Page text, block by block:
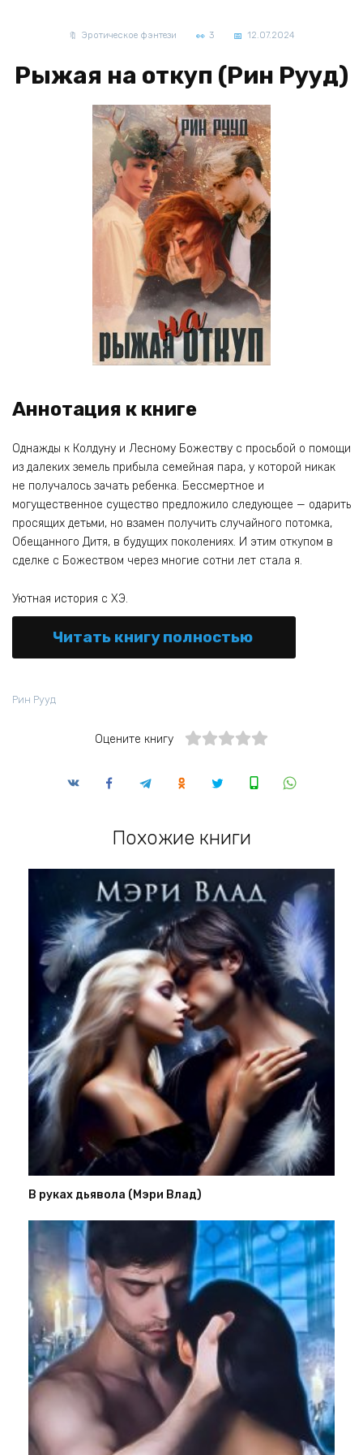
Эротическое фэнтези 3 12.07.2024
Рыжая на откуп (Рин Рууд)
Аннотация к книге
Однажды к Колдуну и Лесному Божеству с просьбой о помощи
из далеких земель прибыла семейная пара, у которой никак
не получалось зачать ребенка. Бессмертное и
могущественное существо предложило следующее — одарить
просящих детьми, но взамен получить случайного потомка,
Обещанного Дитя, в будущих поколениях. И этим откупом в
сделке с Божеством через многие сотни лет стала я.
Уютная история с ХЭ.
Читать книгу полностью
Рин Рууд
Оцените книгу
Похожие книги
В руках дьявола (Мэри Влад)